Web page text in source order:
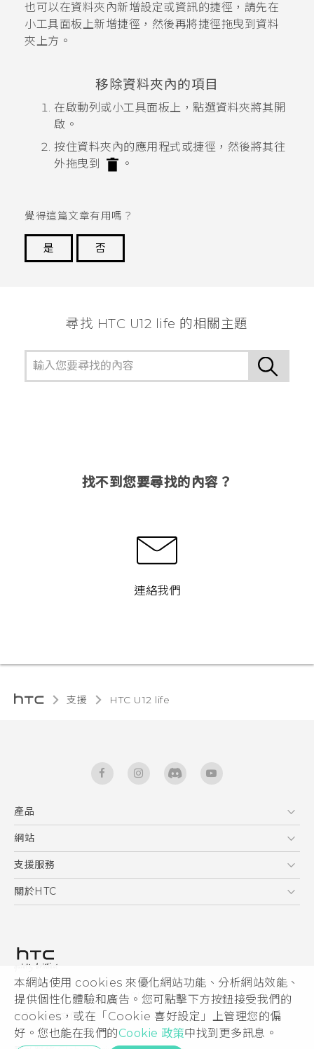
本網站使用 cookies 來優化網站功能、分析網站效能、
提供個性化體驗和廣告。您可點擊下方按鈕接受我們的
cookies，或在「Cookie 喜好設定」上管理您的偏
好。您也能在我們的Cookie 政策中找到更多訊息。
也可以在資料夾內新增設定或資訊的捷徑，請先在
小工具面板上新增捷徑，然後再將捷徑拖曳到資料
夾上方。
移除資料夾內的項目
在啟動列或小工具面板上，點選資料夾將其開
啟。
按住資料夾內的應用程式或捷徑，然後將其往
外拖曳到
。
覺得這篇文章有用嗎？
是
否
尋找 HTC U12 life 的相關主題
找不到您要尋找的內容？
連絡我們
支援 HTC U12 life‎
產品
5G
智能手機
區塊鍊手機
網站
HTC Dev
HTC Research
支援服務
服務中心
關於HTC
私隱政策
產品安全
加入HTC
Security and Privacy Whitepaper
© 2011-2026 HTC Corporation
HTC 法律文件